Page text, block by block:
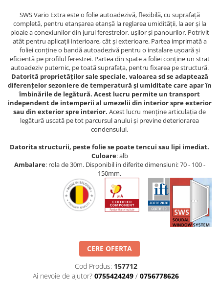
SWS Vario Extra este o folie autoadezivă, flexibilă, cu suprafață
completă, pentru etanșarea etanșă la reglarea umidității, la aer și la
ploaie a conexiunilor din jurul ferestrelor, ușilor și panourilor. Potrivit
atât pentru aplicații interioare, cât și exterioare. Partea imprimată a
foliei conține o bandă autoadezivă pentru o instalare ușoară și
eficientă pe profilul ferestrei. Partea din spate a foliei conține un strat
autoadeziv puternic, pe toată suprafața, pentru fixarea pe structură.
Datorită proprietăților sale speciale, valoarea sd se adaptează
diferențelor sezoniere de temperatură și umiditate care apar în
îmbinările de legătură. Acest lucru permite un transport
independent de intemperii al umezelii din interior spre exterior
sau din exterior spre interior. Acest lucru menține articulația de
legătură uscată pe tot parcursul anului și previne deteriorarea
condensului.
Datorita structurii, peste folie se poate tencui sau lipi imediat.
Culoare: alb
Ambalare: rola de 30m. Disponibil in diferite dimensiuni: 70 - 100 -
150mm.
CERE OFERTA
Cod Produs: 157712
Ai nevoie de ajutor? 0755424249 / 0756778626